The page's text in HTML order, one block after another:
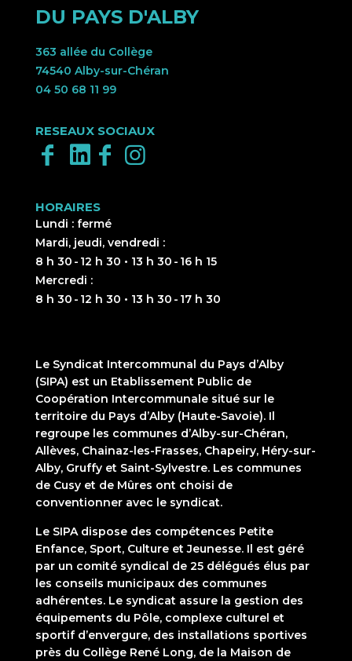
DU PAYS D'ALBY
363 allée du Collège
74540 Alby-sur-Chéran
04 50 68 11 99
RESEAUX SOCIAUX
HORAIRES
Lundi : fermé
Mardi, jeudi, vendredi :
8 h 30 - 12 h 30 • 13 h 30 - 16 h 15
Mercredi :
8 h 30 - 12 h 30 • 13 h 30 - 17 h 30
Le Syndicat Intercommunal du Pays d’Alby
(SIPA) est un Etablissement Public de
Coopération Intercommunale situé sur le
territoire du Pays d’Alby (Haute-Savoie). Il
regroupe les communes d’Alby-sur-Chéran,
Allèves, Chainaz-les-Frasses, Chapeiry, Héry-sur-
Alby, Gruffy et Saint-Sylvestre. Les communes
de Cusy et de Mûres ont choisi de
conventionner avec le syndicat.
Le SIPA dispose des compétences Petite
Enfance, Sport, Culture et Jeunesse. Il est géré
par un comité syndical de 25 délégués élus par
les conseils municipaux des communes
adhérentes. Le syndicat assure la gestion des
équipements du Pôle, complexe culturel et
sportif d’envergure, des installations sportives
près du Collège René Long, de la Maison de